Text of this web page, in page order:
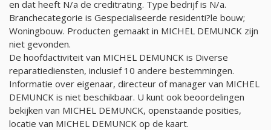
en dat heeft N/a de creditrating. Type bedrijf is N/a.
Branchecategorie is Gespecialiseerde residenti?le bouw;
Woningbouw. Producten gemaakt in MICHEL DEMUNCK zijn
niet gevonden.
De hoofdactiviteit van MICHEL DEMUNCK is Diverse
reparatiediensten, inclusief 10 andere bestemmingen.
Informatie over eigenaar, directeur of manager van MICHEL
DEMUNCK is niet beschikbaar. U kunt ook beoordelingen
bekijken van MICHEL DEMUNCK, openstaande posities,
locatie van MICHEL DEMUNCK op de kaart.